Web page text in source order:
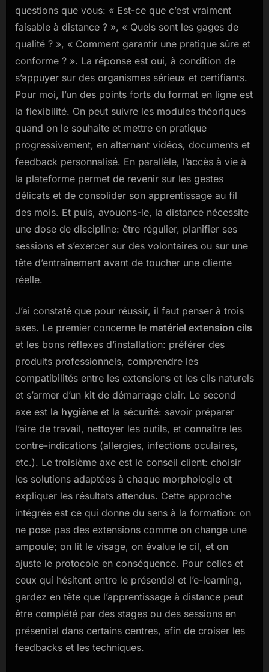
questions que vous: « Est-ce que c’est vraiment
faisable à distance ? », « Quels sont les gages de
qualité ? », « Comment garantir une pratique sûre et
conforme ? ». La réponse est oui, à condition de
s’appuyer sur des organismes sérieux et certifiants.
Pour moi, l’un des points forts du format en ligne est
la flexibilité. On peut suivre les modules théoriques
quand on le souhaite et mettre en pratique
progressivement, en alternant vidéos, documents et
feedback personnalisé. En parallèle, l’accès à vie à
la plateforme permet de revenir sur les gestes
délicats et de consolider son apprentissage au fil
des mois. Et puis, avouons-le, la distance nécessite
une dose de discipline: être régulier, planifier ses
sessions et s’exercer sur des volontaires ou sur une
tête d’entraînement avant de toucher une cliente
réelle.
J’ai constaté que pour réussir, il faut penser à trois
axes. Le premier concerne le matériel extension cils
et les bons réflexes d’installation: préférer des
produits professionnels, comprendre les
compatibilités entre les extensions et les cils naturels
et s’armer d’un kit de démarrage clair. Le second
axe est la hygiène et la sécurité: savoir préparer
l’aire de travail, nettoyer les outils, et connaître les
contre-indications (allergies, infections oculaires,
etc.). Le troisième axe est le conseil client: choisir
les solutions adaptées à chaque morphologie et
expliquer les résultats attendus. Cette approche
intégrée est ce qui donne du sens à la formation: on
ne pose pas des extensions comme on change une
ampoule; on lit le visage, on évalue le cil, et on
ajuste le protocole en conséquence. Pour celles et
ceux qui hésitent entre le présentiel et l’e-learning,
gardez en tête que l’apprentissage à distance peut
être complété par des stages ou des sessions en
présentiel dans certains centres, afin de croiser les
feedbacks et les techniques.